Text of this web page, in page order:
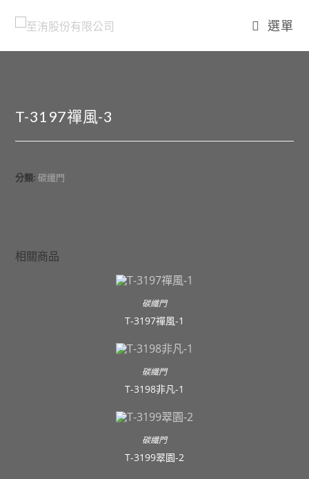
選單
T-3197禪風-3
分類:碳纖門
相關商品
碳纖門
T-3197禪風-1
碳纖門
T-3198非凡-1
碳纖門
T-3199翠園-2